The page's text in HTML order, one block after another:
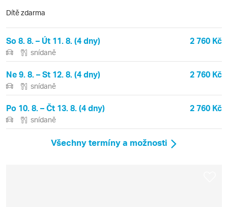
Dítě zdarma
So 8. 8. – Út 11. 8. (4 dny) 2 760 Kč
snídaně
Ne 9. 8. – St 12. 8. (4 dny) 2 760 Kč
snídaně
Po 10. 8. – Čt 13. 8. (4 dny) 2 760 Kč
snídaně
Všechny termíny a možnosti